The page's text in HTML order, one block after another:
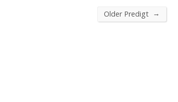
Older Predigt →